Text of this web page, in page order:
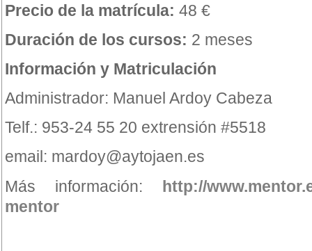
Precio de la matrícula: 48 €
Duración de los cursos: 2 meses
Información y Matriculación
Administrador: Manuel Ardoy Cabeza
Telf.: 953-24 55 20 extrensión #5518
email: mardoy@aytojaen.es
Más información: http://
mentor